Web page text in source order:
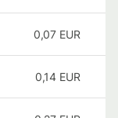
0,07 EUR
0,14 EUR